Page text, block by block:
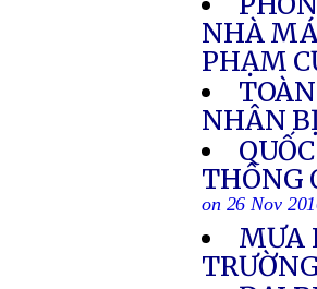
NHÀ
PHẠM
NHÂN
THÔNG
on 26 Nov
MƯA